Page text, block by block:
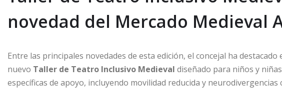
novedad del Mercado Medieval
Entre las principales novedades de esta edición, el concejal ha
nuevo Taller de Teatro Inclusivo Medieval diseñado para niños y
específicas de apoyo, incluyendo movilidad reducida y neurodivergencias